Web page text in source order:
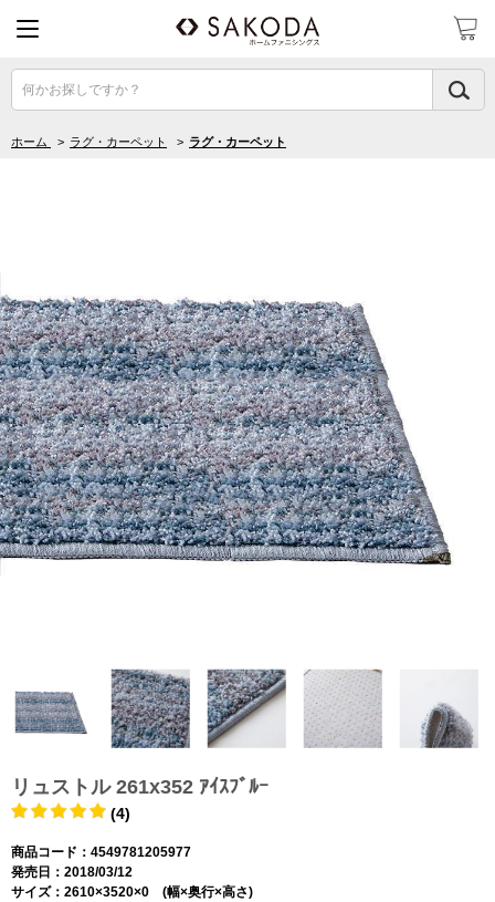
何かお探しですか？
ホーム > ラグ・カーペット > ラグ・カーペット
リュストル 261x352 ｱｲｽﾌﾞﾙｰ
(4)
商品コード：4549781205977
発売日：2018/03/12
サイズ：2610×3520×0 (幅×奥行×高さ)